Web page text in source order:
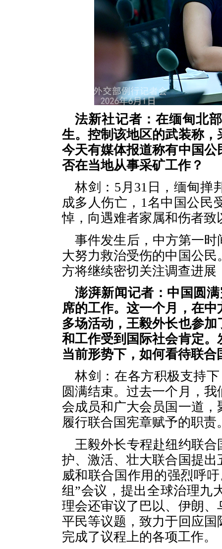
法新社记者：在缅甸北
生。控制该地区的武装称
今天有媒体报道称有中国
否在当地从事采矿工作？
林剑：5月31日，缅甸掸
成多人伤亡，1名中国公民
悼，向遇难者家属和伤者致
事件发生后，中方第一
大努力救治受伤的中国公
方将继续密切关注调查进
澎湃新闻记者：中国圆
席的工作。这一个月，在
多场活动，王毅外长也参
和工作受到国际社会肯定
当前形势下，如何看待联
林剑：在各方积极支持
圆满结束。过去一个月，
会成员和广大会员国一道
履行联合国宪章赋予的职责
王毅外长专程赴纽约联
护、激活、壮大联合国提
威和联合国作用的强烈呼
组”会议，提出全球治理九
理会还审议了巴以、伊朗
平民等议题，致力于回应
完成了议程上的各项工作。